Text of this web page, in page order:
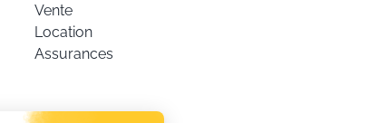
Vente
Location
Assurances